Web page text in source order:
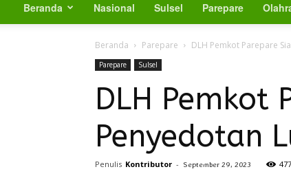
Beranda Nasional Sulsel Parepare
Beranda Parepare DLH Pemkot Parepare
Parepare Sulsel
DLH Pemkot
Penyedotan
Penulis Kontributor - September 29, 2023 477